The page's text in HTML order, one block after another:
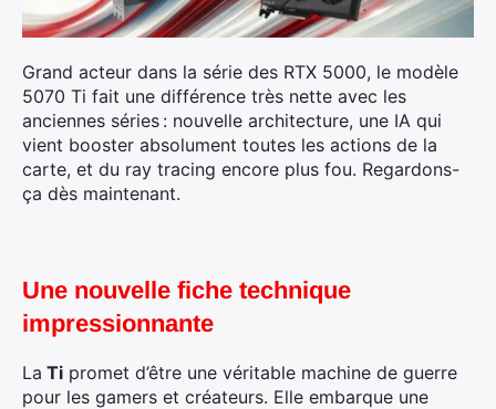
Grand acteur dans la série des RTX 5000, le modèle
5070 Ti fait une différence très nette avec les
anciennes séries : nouvelle architecture, une IA qui
vient booster absolument toutes les actions de la
carte, et du ray tracing encore plus fou. Regardons-
ça dès maintenant.
Une nouvelle fiche technique
impressionnante
La Ti promet d’être une véritable machine de guerre
pour les gamers et créateurs. Elle embarque une